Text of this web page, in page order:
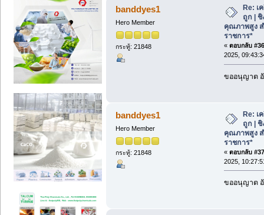
banddyes1
Hero Member
กระทู้: 21848
Re: เ
ถูก | ชิ
คุณภาพสูง ส
ราชการ*
« ตอบกลับ
2025,
ขออนุญาต
banddyes1
Hero Member
กระทู้: 21848
Re: เ
ถูก | ชิ
คุณภาพสูง ส
ราชการ*
« ตอบกลับ
2025,
ขออนุญาต